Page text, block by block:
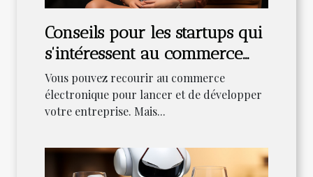
Conseils pour les startups qui
s'intéressent au commerce
électronique
Vous pouvez recourir au commerce
électronique pour lancer et de développer
votre entreprise. Mais...